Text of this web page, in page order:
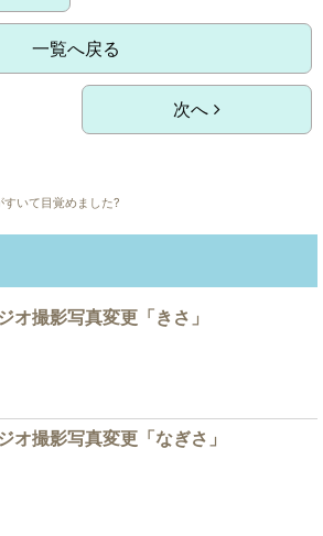
一覧へ戻る
次へ
すいて目覚めました?
オ撮影写真変更「きさ」
オ撮影写真変更「なぎさ」